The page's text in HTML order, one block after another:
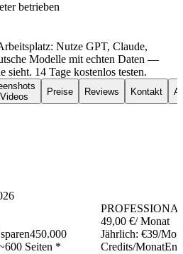
betrieben
Nutze GPT, Claude,
Modelle mit echten Daten —
sieht. 14 Tage kostenlos testen.
Preise Reviews Kontakt
Seiten *
49,00 €/ Monat
Jährlich: €39/
Credits/